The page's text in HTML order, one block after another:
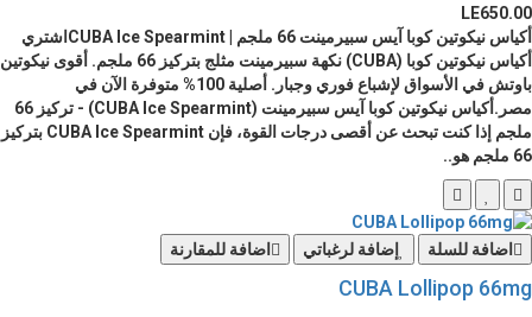
LE650.00
أكياس نيكوتين كوبا آيس سبيرمينت 66 ملجم | CUBA Ice Spearmintاشتري
أكياس نيكوتين كوبا (CUBA) نكهة سبيرمينت مثلج بتركيز 66 ملجم. أقوى نيكوتين
باوتش في الأسواق لإشباع فوري وجبار. أصلية 100% متوفرة الآن في
مصر.أكياس نيكوتين كوبا آيس سبيرمينت (CUBA Ice Spearmint) - تركيز 66
ملجم إذا كنت تبحث عن أقصى درجات القوة، فإن CUBA Ice Spearmint بتركيز
66 ملجم هو..
اضافة للسلة إضافة لرغباتي اضافة للمقارنة
CUBA Lollipop 66mg